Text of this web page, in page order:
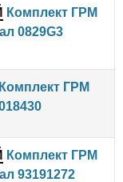
Комплект ГРМ
0829G3
Комплект ГРМ
Комплект ГРМ
93191272